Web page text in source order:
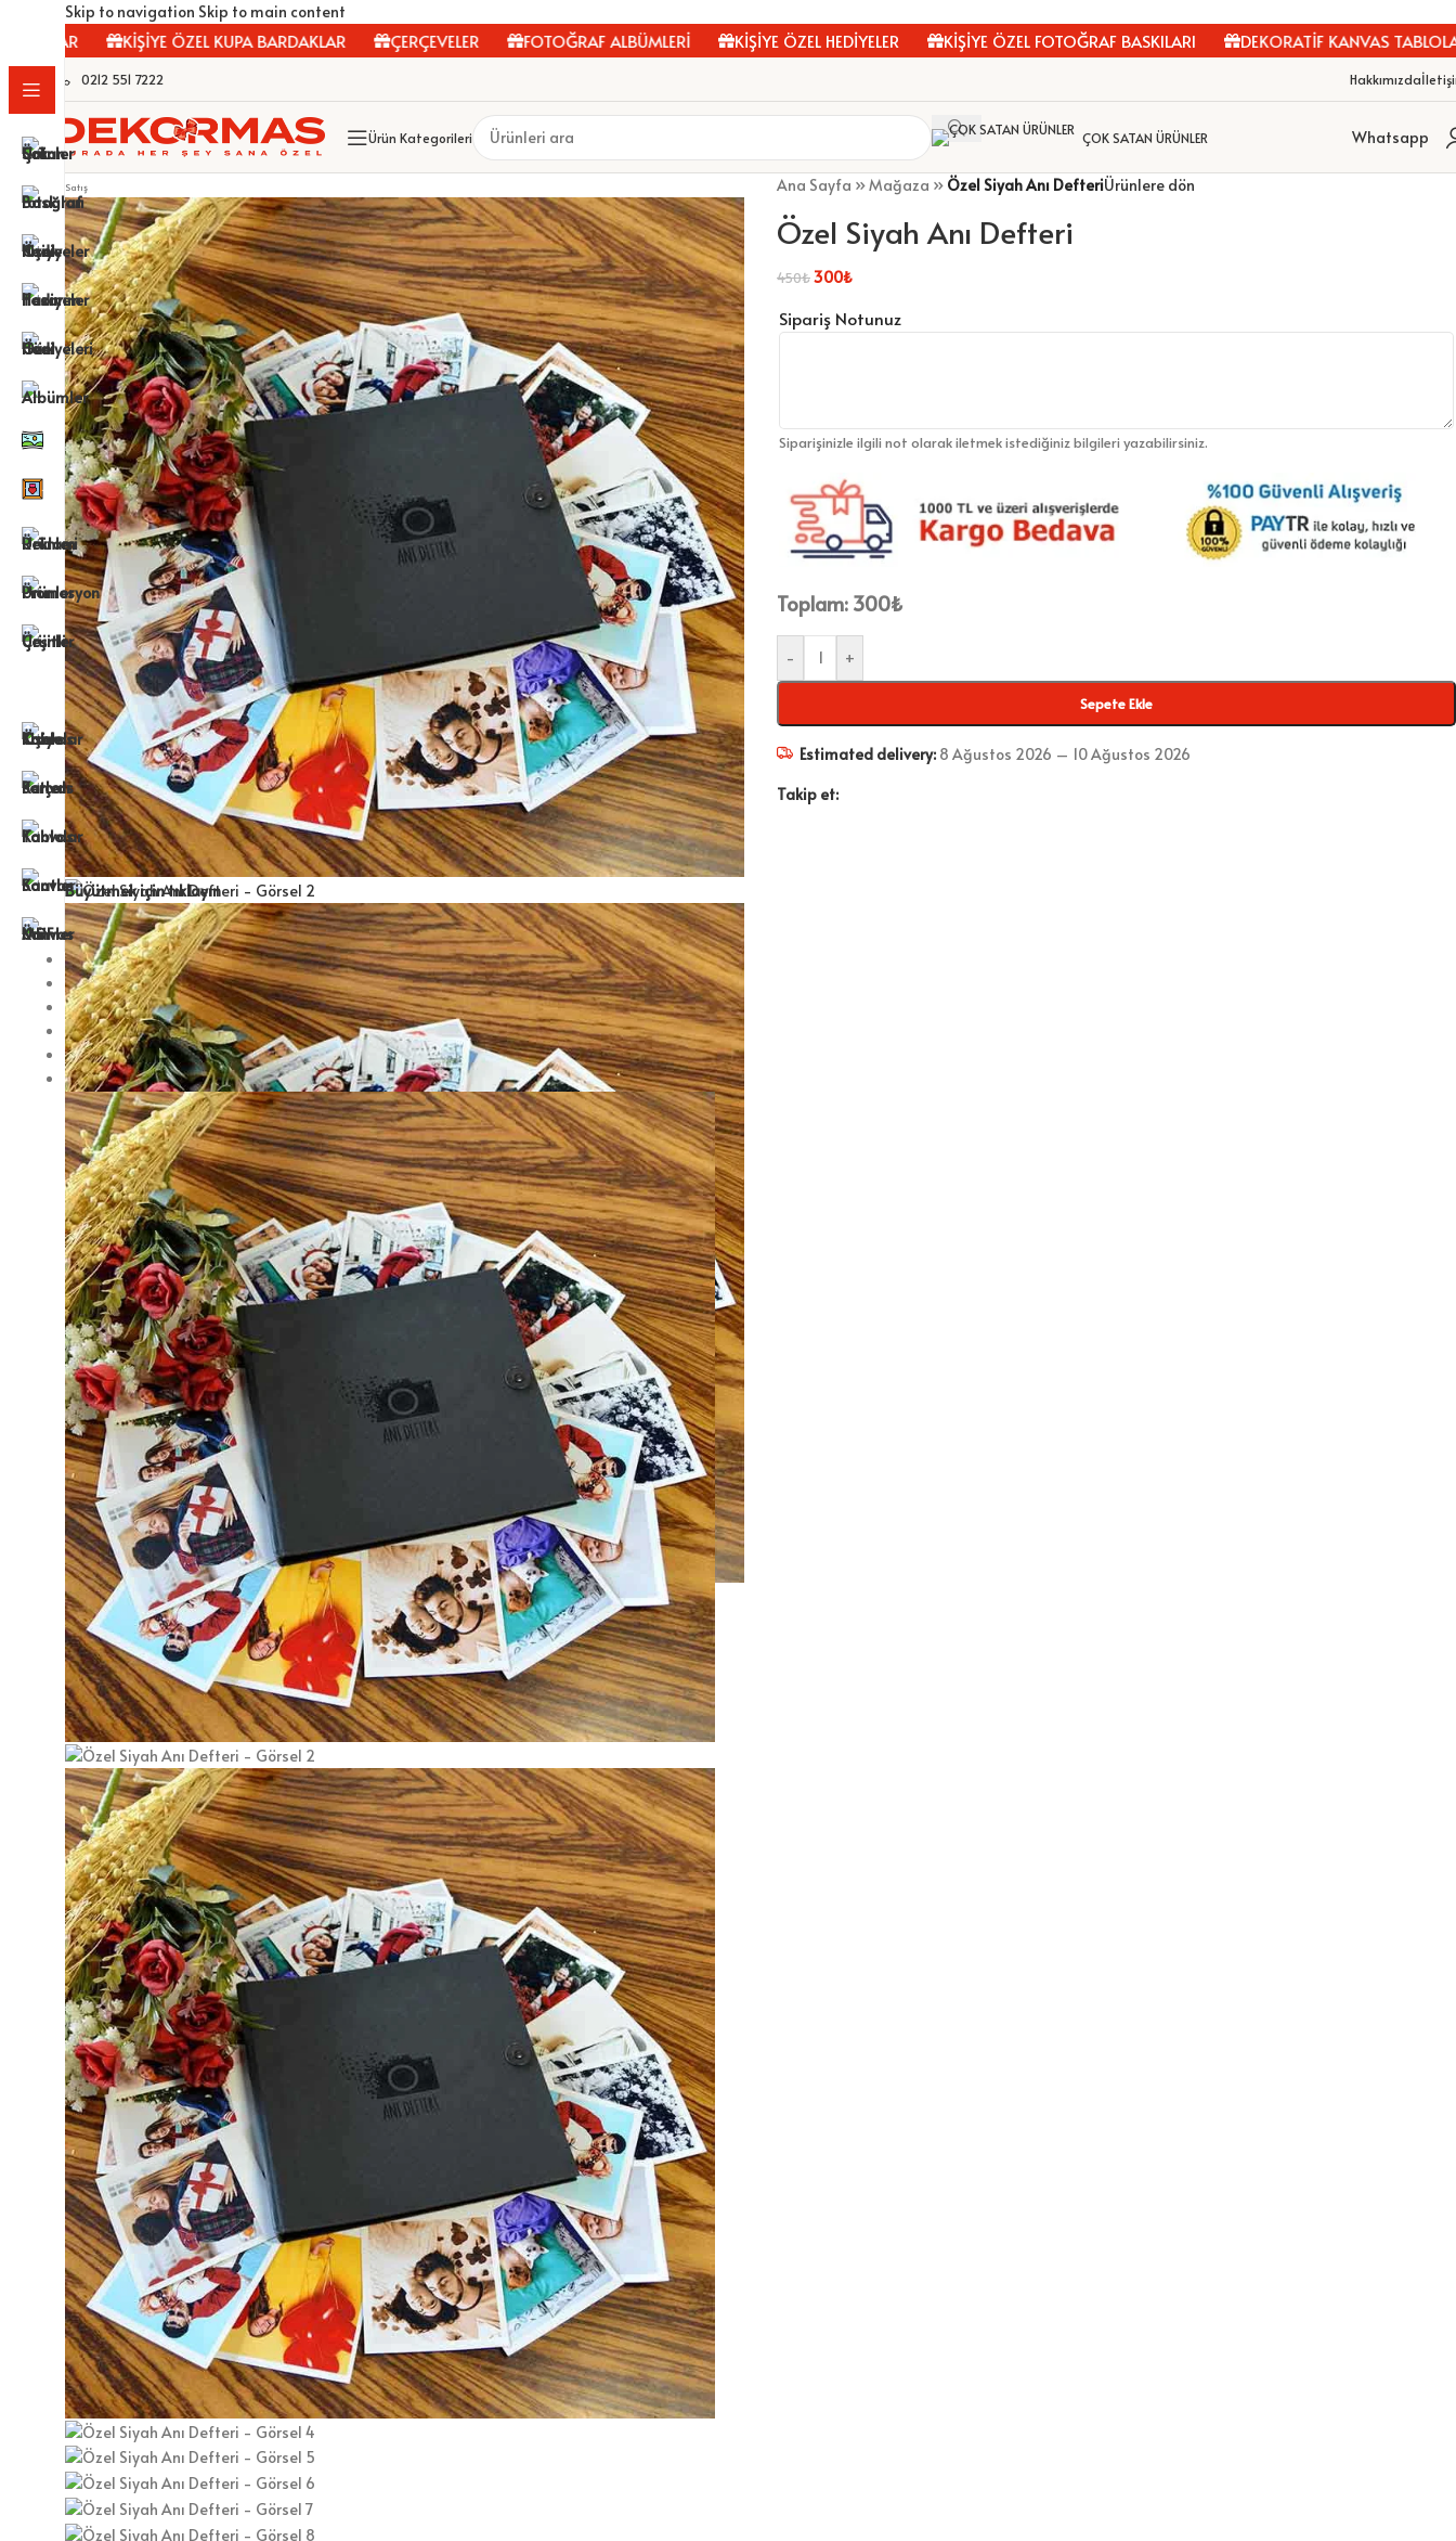
Skip to navigation Skip to main content
KİŞİYE ÖZEL KUPA BARDAKLAR ÇERÇEVELER FOTOĞRAF ALBÜMLERİ KİŞİYE ÖZEL HEDİYELER KİŞİYE ÖZEL FOTOĞRAF BASKILARI DEKORATİF KANVAS TABLOLAR
0212 551 7222 Hakkımızda
Ürün Kategorileri ÇOK SATAN ÜRÜNLER Whatsapp
Satış
Büyütmek için tıklayın
Ana Sayfa »Mağaza » Özel Siyah Anı DefteriÜrünlere dön
Özel Siyah Anı Defteri
450₺300₺
Sipariş Notunuz
Siparişinizle ilgili not olarak iletmek istediğiniz bilgileri yazabilirsiniz.
Toplam: 300₺
- +
Sepete Ekle
Estimated delivery: 8 Ağustos 2026 – 10 Ağustos 2026
Takip et: